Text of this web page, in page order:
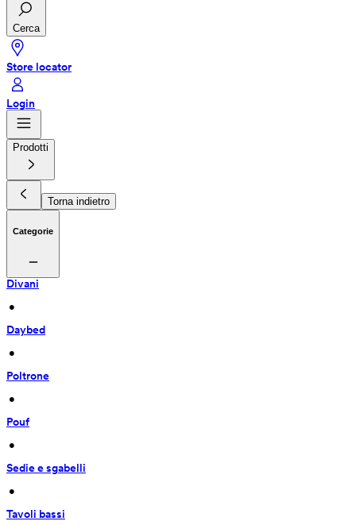
Cerca
Store locator
Login
Prodotti
Torna indietro
Categorie
Divani
•
Daybed
•
Poltrone
•
Pouf
•
Sedie e sgabelli
•
Tavoli bassi